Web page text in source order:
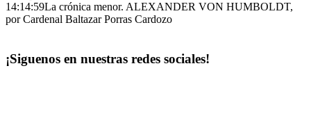
14:14:59La crónica menor. ALEXANDER VON HUMBOLDT,
por Cardenal Baltazar Porras Cardozo
¡Siguenos en nuestras redes sociales!